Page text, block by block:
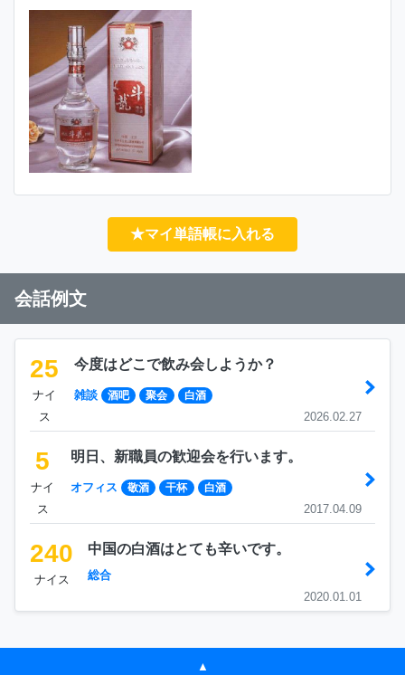
★マイ単語帳に入れる
会話例文
25
ナイ
ス
今度はどこで飲み会しようか？
雑談 酒吧 聚会 白酒
2026.02.27
5
ナイ
ス
明日、新職員の歓迎会を行います。
オフィス 敬酒 干杯 白酒
2017.04.09
240
ナイス
中国の白酒はとても辛いです。
総合
2020.01.01
▲